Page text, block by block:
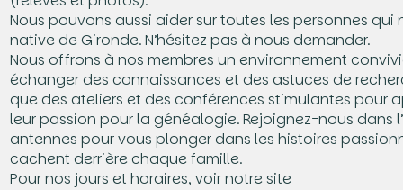
Nous pouvons aussi aider sur toutes les personnes qui
native de Gironde. N’hésitez pas à nous demander.
Nous offrons à nos membres un environnement
échanger des connaissances et des astuces de
que des ateliers et des conférences stimulantes pour
leur passion pour la généalogie. Rejoignez-nous dans
antennes pour vous plonger dans les histoires
cachent derrière chaque famille.
Pour nos jours et horaires, voir notre site